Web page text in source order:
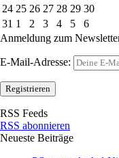
24 25 26 27 28 29 30
31 1 2 3 4 5
6
Anmeldung zum
E-Mail-Adresse:
RSS Feeds
RSS abonnieren
Neueste Beiträge